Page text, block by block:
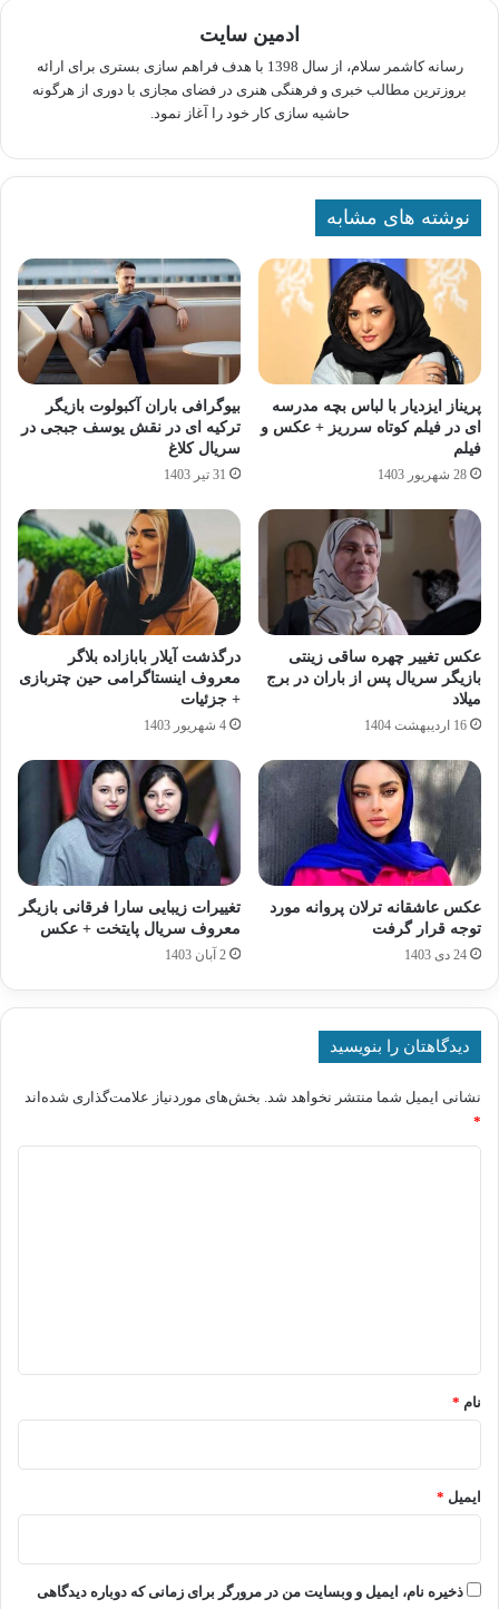
ادمین سایت
رسانه کاشمر سلام، از سال 1398 با هدف فراهم سازی بستری برای ارائه
بروزترین مطالب خبری و فرهنگی هنری در فضای مجازی با دوری از هرگونه
حاشیه سازی کار خود را آغاز نمود.
نوشته های مشابه
پریناز ایزدیار با لباس بچه مدرسه
ای در فیلم کوتاه سرریز + عکس و
فیلم
28 شهریور 1403
بیوگرافی باران آکبولوت بازیگر
ترکیه ای در نقش یوسف جبجی در
سریال کلاغ
31 تیر 1403
عکس تغییر چهره ساقی زینتی
بازیگر سریال پس از باران در برج
میلاد
16 اردیبهشت 1404
درگذشت آیلار بابازاده بلاگر
معروف اینستاگرامی حین چتربازی
+ جزئیات
4 شهریور 1403
عکس عاشقانه ترلان پروانه مورد
توجه قرار گرفت
24 دی 1403
تغییرات زیبایی سارا فرقانی بازیگر
معروف سریال پایتخت + عکس
2 آبان 1403
دیدگاهتان را بنویسید
نشانی ایمیل شما منتشر نخواهد شد. بخش‌های موردنیاز علامت‌گذاری شده‌اند
*
نام *
ایمیل *
ذخیره نام، ایمیل و وبسایت من در مرورگر برای زمانی که دوباره دیدگاهی